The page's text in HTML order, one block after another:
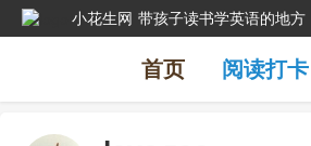
小花生网 带孩子读书学英语的地方
首页 阅读打卡